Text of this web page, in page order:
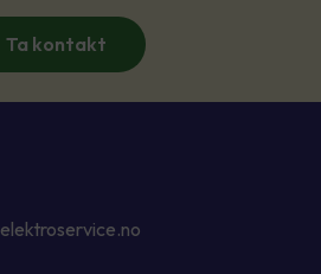
Ta kontakt